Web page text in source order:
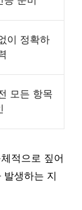
이 정확하
모든 항목
적으로 짚어
생하는 지